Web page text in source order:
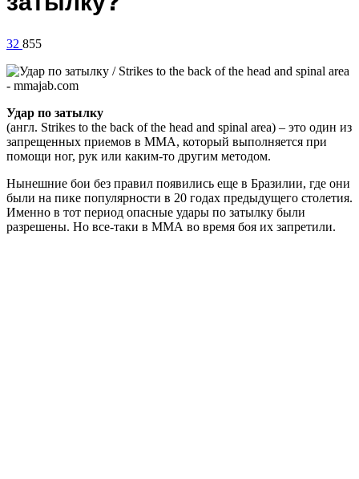
32 855
Удар по затылку
(англ. Strikes to the back of the head and spinal area) – это один из
запрещенных приемов в ММА, который выполняется при
помощи ног, рук или каким-то другим методом.
Нынешние бои без правил появились еще в Бразилии, где они
были на пике популярности в 20 годах предыдущего столетия.
Именно в тот период опасные удары по затылку были
разрешены. Но все-таки в ММА во время боя их запретили.